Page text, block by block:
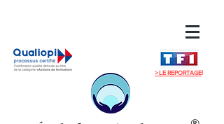
> LE REPORTAGE!